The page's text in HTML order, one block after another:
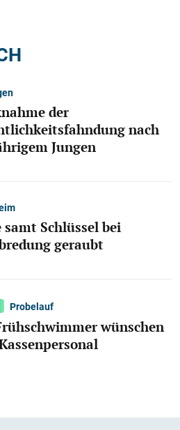
der
nach
Jungen
samt Schlüssel bei
geraubt
Probelauf
wünschen